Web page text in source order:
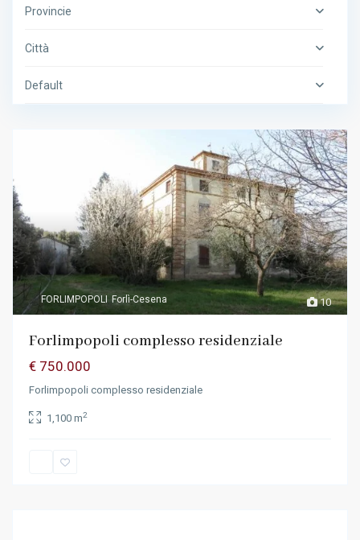
Provincie
Città
Default
10
FORLIMPOPOLI Forlì-Cesena
Forlimpopoli complesso residenziale
€ 750.000
Forlimpopoli complesso residenziale
1,100 m2